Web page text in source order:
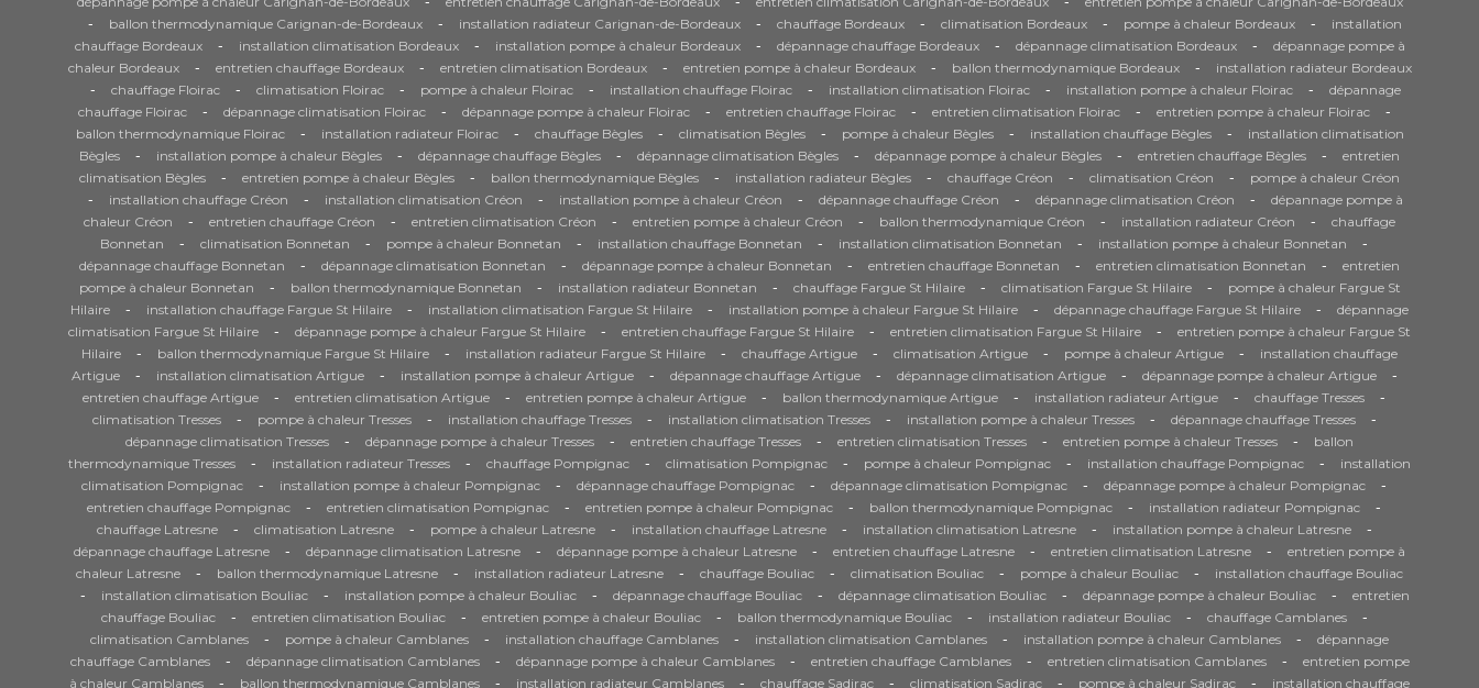
- ballon thermodynamique Carignan-de-Bordeaux - installation radiateur Carignan-de-Bordeaux - chauffage Bordeaux - climatisation Bordeaux - pompe à chaleur Bordeaux -
installation
chauffage Bordeaux
- installation climatisation Bordeaux - installation pompe à chaleur Bordeaux - dépannage chauffage Bordeaux - dépannage climatisation Bordeaux -
dépannage pompe à
chaleur Bordeaux
- entretien chauffage Bordeaux - entretien climatisation Bordeaux - entretien pompe à chaleur Bordeaux - ballon thermodynamique Bordeaux - installation radiateur Bordeaux
- chauffage Floirac - climatisation Floirac - pompe à chaleur Floirac - installation chauffage Floirac - installation climatisation Floirac - installation pompe à chaleur Floirac -
dépannage
chauffage Floirac
- dépannage climatisation Floirac - dépannage pompe à chaleur Floirac - entretien chauffage Floirac - entretien climatisation Floirac - entretien pompe à chaleur Floirac -
ballon thermodynamique Floirac - installation radiateur Floirac - chauffage Bègles - climatisation Bègles - pompe à chaleur Bègles - installation chauffage Bègles -
installation climatisation
Bègles
- installation pompe à chaleur Bègles - dépannage chauffage Bègles - dépannage climatisation Bègles - dépannage pompe à chaleur Bègles - entretien chauffage Bègles -
entretien
climatisation Bègles
- entretien pompe à chaleur Bègles - ballon thermodynamique Bègles - installation radiateur Bègles - chauffage Créon - climatisation Créon - pompe à chaleur Créon
- installation chauffage Créon - installation climatisation Créon - installation pompe à chaleur Créon - dépannage chauffage Créon - dépannage climatisation Créon -
dépannage pompe à
chaleur Créon
- entretien chauffage Créon - entretien climatisation Créon - entretien pompe à chaleur Créon - ballon thermodynamique Créon - installation radiateur Créon -
chauffage
Bonnetan
- climatisation Bonnetan - pompe à chaleur Bonnetan - installation chauffage Bonnetan - installation climatisation Bonnetan - installation pompe à chaleur Bonnetan -
dépannage chauffage Bonnetan - dépannage climatisation Bonnetan - dépannage pompe à chaleur Bonnetan - entretien chauffage Bonnetan - entretien climatisation Bonnetan -
entretien
pompe à chaleur Bonnetan
- ballon thermodynamique Bonnetan - installation radiateur Bonnetan - chauffage Fargue St Hilaire - climatisation Fargue St Hilaire -
pompe à chaleur Fargue St
Hilaire
- installation chauffage Fargue St Hilaire - installation climatisation Fargue St Hilaire - installation pompe à chaleur Fargue St Hilaire - dépannage chauffage Fargue St Hilaire -
dépannage
climatisation Fargue St Hilaire
- dépannage pompe à chaleur Fargue St Hilaire - entretien chauffage Fargue St Hilaire - entretien climatisation Fargue St Hilaire -
entretien pompe à chaleur Fargue St
Hilaire
- ballon thermodynamique Fargue St Hilaire - installation radiateur Fargue St Hilaire - chauffage Artigue - climatisation Artigue - pompe à chaleur Artigue -
installation chauffage
Artigue
- installation climatisation Artigue - installation pompe à chaleur Artigue - dépannage chauffage Artigue - dépannage climatisation Artigue - dépannage pompe à chaleur Artigue -
entretien chauffage Artigue - entretien climatisation Artigue - entretien pompe à chaleur Artigue - ballon thermodynamique Artigue - installation radiateur Artigue - chauffage Tresses -
climatisation Tresses - pompe à chaleur Tresses - installation chauffage Tresses - installation climatisation Tresses - installation pompe à chaleur Tresses - dépannage chauffage Tresses -
dépannage climatisation Tresses - dépannage pompe à chaleur Tresses - entretien chauffage Tresses - entretien climatisation Tresses - entretien pompe à chaleur Tresses -
ballon
thermodynamique Tresses
- installation radiateur Tresses - chauffage Pompignac - climatisation Pompignac - pompe à chaleur Pompignac - installation chauffage Pompignac -
installation
climatisation Pompignac
- installation pompe à chaleur Pompignac - dépannage chauffage Pompignac - dépannage climatisation Pompignac - dépannage pompe à chaleur Pompignac -
entretien chauffage Pompignac - entretien climatisation Pompignac - entretien pompe à chaleur Pompignac - ballon thermodynamique Pompignac - installation radiateur Pompignac -
chauffage Latresne - climatisation Latresne - pompe à chaleur Latresne - installation chauffage Latresne - installation climatisation Latresne - installation pompe à chaleur Latresne -
dépannage chauffage Latresne - dépannage climatisation Latresne - dépannage pompe à chaleur Latresne - entretien chauffage Latresne - entretien climatisation Latresne -
entretien pompe à
chaleur Latresne
- ballon thermodynamique Latresne - installation radiateur Latresne - chauffage Bouliac - climatisation Bouliac - pompe à chaleur Bouliac - installation chauffage Bouliac
- installation climatisation Bouliac - installation pompe à chaleur Bouliac - dépannage chauffage Bouliac - dépannage climatisation Bouliac - dépannage pompe à chaleur Bouliac -
entretien
chauffage Bouliac
- entretien climatisation Bouliac - entretien pompe à chaleur Bouliac - ballon thermodynamique Bouliac - installation radiateur Bouliac - chauffage Camblanes -
climatisation Camblanes - pompe à chaleur Camblanes - installation chauffage Camblanes - installation climatisation Camblanes - installation pompe à chaleur Camblanes -
dépannage
chauffage Camblanes
- dépannage climatisation Camblanes - dépannage pompe à chaleur Camblanes - entretien chauffage Camblanes - entretien climatisation Camblanes -
entretien pompe
à chaleur Camblanes
- ballon thermodynamique Camblanes - installation radiateur Camblanes - chauffage Sadirac - climatisation Sadirac - pompe à chaleur Sadirac -
installation chauffage